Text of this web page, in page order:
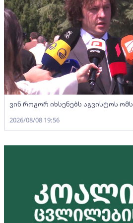
ვინ როგორ იხსენებს აგვისტოს ომს
2026/08/08 19:56